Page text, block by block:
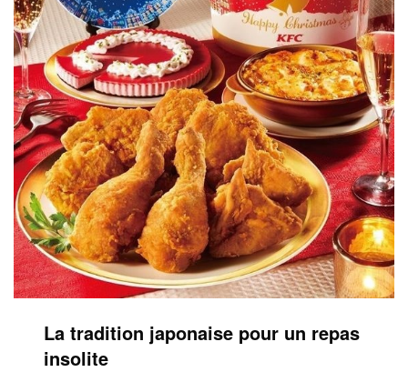
La tradition japonaise pour un repas
insolite